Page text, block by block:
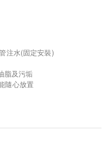
注水(固定安裝)
脂及污垢
隨心放置